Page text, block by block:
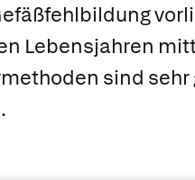
Lebensjahren
sind sehr